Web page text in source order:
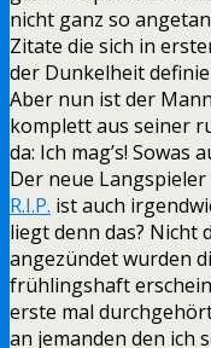
nicht ganz so
Zitate die sich in
der Dunkelheit
Aber nun ist der
komplett aus seiner
da: Ich mag’s! Sowas
Der neue
R.I.P. ist auch
liegt denn das? Nicht
angezündet wurden
frühlingshaft
erste mal
an jemanden den ich